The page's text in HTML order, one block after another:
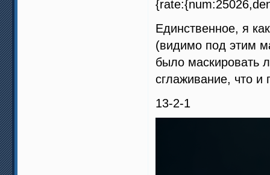
Единственное, я
(видимо под этим
было маскировать
сглаживание, что и
13-2-1